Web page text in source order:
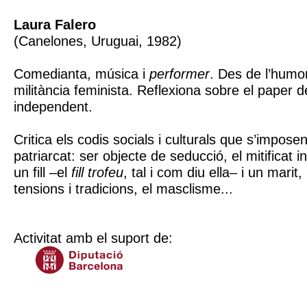
Laura Falero
(Canelones, Uruguai, 1982)
Comedianta, música i performer. Des de
militància feminista. Reflexiona sobre el paper
independent.
Critica els codis socials i culturals que
patriarcat: ser objecte de seducció, el mitificat
un fill –el fill trofeu, tal i com diu ella– i un
tensions i tradicions, el masclisme...
Activitat amb el suport de: